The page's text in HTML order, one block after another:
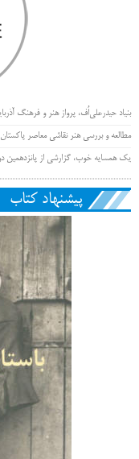
بنیاد حیدرعلی‌اُف، پرواز هنر و فرهنگ
مطالعه و بررسی هنر نقاشی معاصر پاکستان
یک همسایه خوب، گزارشی از پانزدهمین
پیشنهاد کتاب